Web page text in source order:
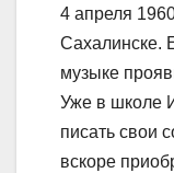
4 апреля
Сахалинске.
музыке
Уже в школе
писать свои
вскоре